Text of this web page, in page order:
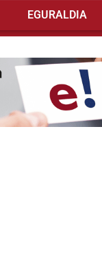
EGURALDIA